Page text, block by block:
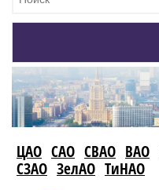
ЦАО САО СВАО ВАО
СЗАО ЗелАО ТиНАО